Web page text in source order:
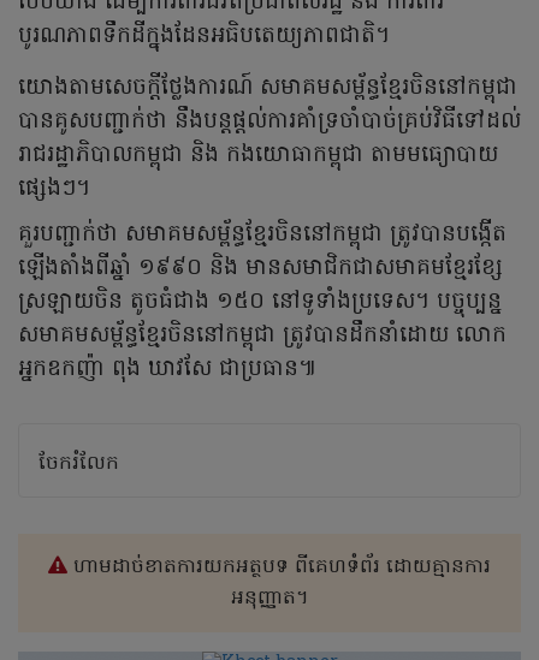
បូរណភាពទឹកដីក្នុងដែនអធិបតេយ្យភាពជាតិ។
យោងតាមសេចក្តីថ្លែងការណ៍ សមាគមសម្ព័ន្ធខ្មែរចិននៅកម្ពុជា
បានគូសបញ្ជាក់ថា នឹងបន្តផ្តល់ការគាំទ្រចាំបាច់គ្រប់វិធីទៅដល់
រាជរដ្ឋាភិបាលកម្ពុជា និង កងយោធាកម្ពុជា តាមមធ្យោបាយ
ផ្សេងៗ។
គួរបញ្ជាក់ថា សមាគមសម្ព័ន្ធខ្មែរចិននៅកម្ពុជា ត្រូវបានបង្កើត
ឡើងតាំងពីឆ្នាំ ១៩៩០ និង មានសមាជិកជាសមាគមខ្មែរខ្សែ
ស្រឡាយចិន តូចធំជាង ១៥០ នៅទូទាំងប្រទេស។ បច្ចុប្បន្ន
សមាគមសម្ព័ន្ធខ្មែរចិននៅកម្ពុជា ត្រូវបានដឹកនាំដោយ លោក
អ្នកឧកញ៉ា ពុង ឃាវសែ ជាប្រធាន៕
ចែករំលែក
ហាមដាច់ខាតការយកអត្ថបទ ពីគេហទំព័រ ដោយគ្មានការ
អនុញ្ញាត។